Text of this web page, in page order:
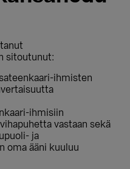
sitoutunut:
ihmisten
ihmisiin
vastaan sekä
ja
oma ääni kuuluu